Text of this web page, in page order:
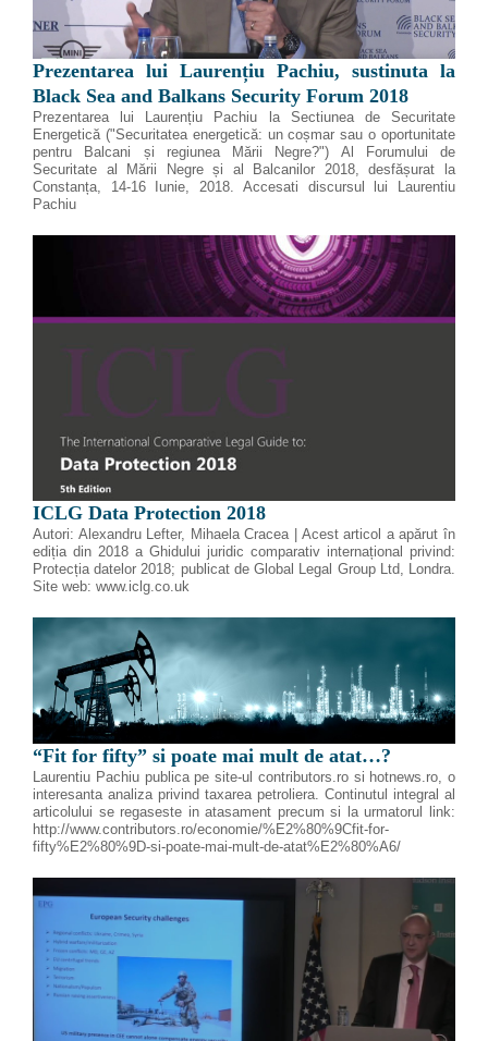
Prezentarea lui Laurențiu Pachiu, sustinuta la
Black Sea and Balkans Security Forum 2018
Prezentarea lui Laurențiu Pachiu la Sectiunea de Securitate
Energetică ("Securitatea energetică: un coșmar sau o oportunitate
pentru Balcani și regiunea Mării Negre?") Al Forumului de
Securitate al Mării Negre și al Balcanilor 2018, desfășurat la
Constanța, 14-16 Iunie, 2018. Accesati discursul lui Laurentiu
Pachiu
ICLG Data Protection 2018
Autori: Alexandru Lefter, Mihaela Cracea | Acest articol a apărut în
ediția din 2018 a Ghidului juridic comparativ internațional privind:
Protecția datelor 2018; publicat de Global Legal Group Ltd, Londra.
Site web: www.iclg.co.uk
“Fit for fifty” si poate mai mult de atat…?
Laurentiu Pachiu publica pe site-ul contributors.ro si hotnews.ro, o
interesanta analiza privind taxarea petroliera. Continutul integral al
articolului se regaseste in atasament precum si la urmatorul link:
http://www.contributors.ro/economie/%E2%80%9Cfit-for-
fifty%E2%80%9D-si-poate-mai-mult-de-atat%E2%80%A6/